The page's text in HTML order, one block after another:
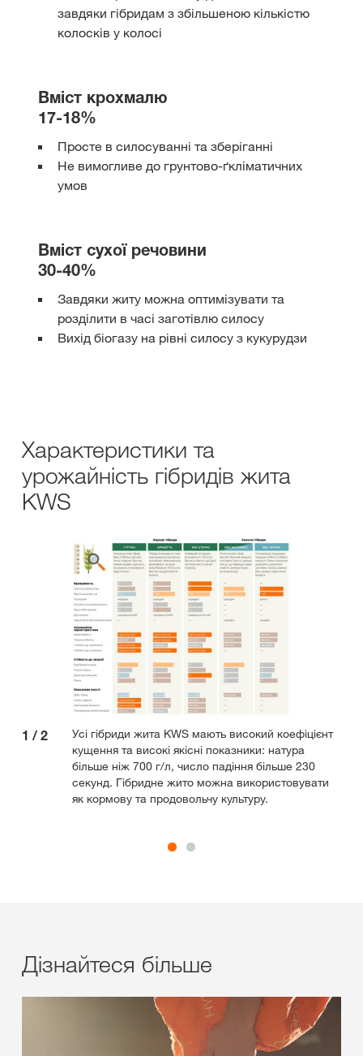
завдяки гібридам з збільшеною кількістю
колосків у колосі
Вміст крохмалю
17-18%
Просте в силосуванні та зберіганні
Не вимогливе до грунтово-ґкліматичних
умов
Вміст сухої речовини
30-40%
Завдяки житу можна оптимізувати та
розділити в часі заготівлю силосу
Вихід біогазу на рівні силосу з кукурудзи
Характеристики та
урожайність гібридів жита
KWS
1 / 2
Усі гібриди жита KWS мають високий коефіцієнт
кущення та високі якісні показники: натура
більше ніж 700 г/л, число падіння більше 230
секунд. Гібридне жито можна використовувати
як кормову та продовольчу культуру.
Дізнайтеся більше